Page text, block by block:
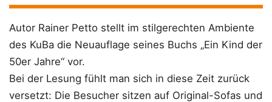
Autor Rainer Petto stellt im stilgerechten Ambiente
des KuBa die Neuauflage seines Buchs „Ein Kind der
50er Jahre“ vor.
Bei der Lesung fühlt man sich in diese Zeit zurück
versetzt: Die Besucher sitzen auf Original-Sofas und